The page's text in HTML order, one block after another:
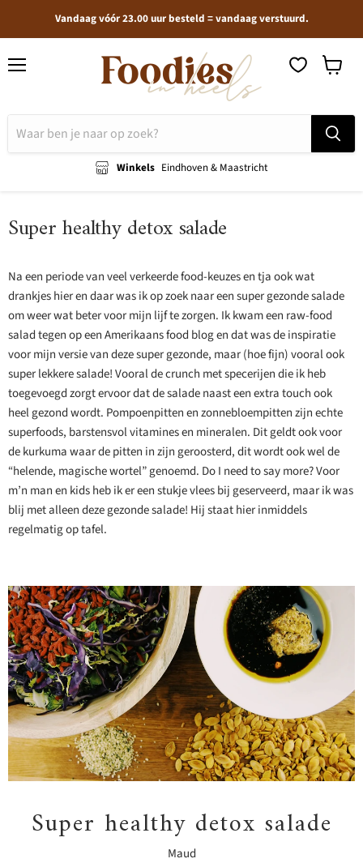
Vandaag vóór 23.00 uur besteld = vandaag verstuurd.
Winkels Eindhoven & Maastricht
Super healthy detox salade
Na een periode van veel verkeerde food-keuzes en tja ook wat
drankjes hier en daar was ik op zoek naar een super gezonde salade
om weer wat beter voor mijn lijf te zorgen. Ik kwam een raw-food
salad tegen op een Amerikaans food blog en dat was de inspiratie
voor mijn versie van deze super gezonde, maar (hoe fijn) vooral ook
super lekkere salade! Vooral de crunch met specerijen die ik heb
toegevoegd zorgt ervoor dat de salade naast een extra touch ook
heel gezond wordt. Pompoenpitten en zonnebloempitten zijn echte
superfoods, barstensvol vitamines en mineralen. Dit geldt ook voor
de kurkuma waar de pitten in zijn geroosterd, dit wordt ook wel de
“helende, magische wortel” genoemd. Do I need to say more? Voor
m’n man en kids heb ik er een stukje vlees bij geserveerd, maar ik was
blij met alleen deze gezonde salade! Hij staat hier inmiddels
regelmatig op tafel.
Super healthy detox salade
Maud